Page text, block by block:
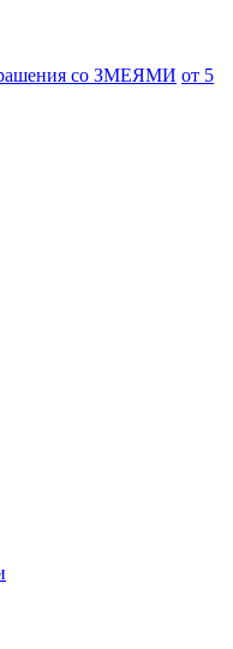
со ЗМЕЯМИ от 5